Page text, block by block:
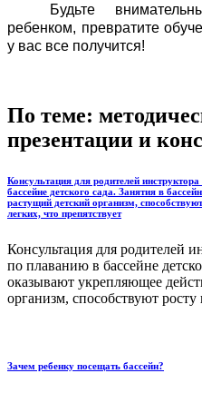
Будьте
ребенком, превратите
у вас все получится!
По теме:
презентации и
Консультация для родителей
бассейне детского сада. Занятия в
растущий детский организм,
легких, что препятствует
Консультация для родителей
по плаванию в бассейне
оказывают укрепляющее
организм, способствуют росту
Зачем ребенку посещать бассейн?